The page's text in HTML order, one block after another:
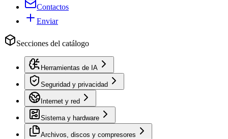
Contactos
Enviar
Secciones del catálogo
Herramientas de IA
Seguridad y privacidad
Internet y red
Sistema y hardware
Archivos, discos y compresores